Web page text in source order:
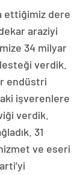
ettiğimiz dere
araziyi
34 milyar
verdik.
endüstri
işverenlere
verdik.
31
ve eseri